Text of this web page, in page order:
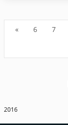
« 6 7
2016